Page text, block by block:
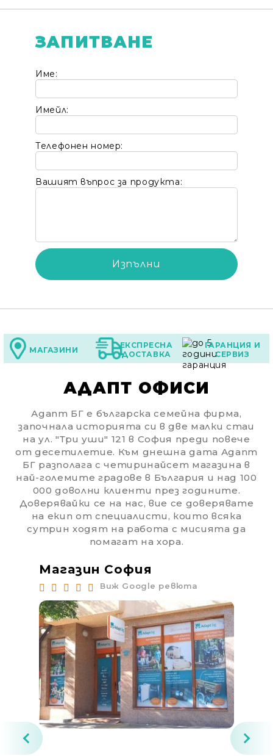
ЗАПИТВАНЕ
Име:
Имейл:
Телефонен номер:
Вашият въпрос за продукта:
МАГАЗИНИ
ЕКСПРЕСНА
ДОСТАВКА
ГАРАНЦИЯ И
СЕРВИЗ
АДАПТ ОФИСИ
Адапт БГ е българска семейна фирма,
започнала историята си в две малки стаи
на ул. "Три уши" 121 в София преди повече
от десетилетие. Към днешна дата Адапт
БГ разполага с четиринайсет магазина в
най-големите градове в България и над 100
000 доволни клиенти през годините.
Доверявайки се на нас, вие се доверявате
на екип от специалисти, които всяка
сутрин ходят на работа с мисията да
помагат на хора.
Магазин София
Виж Google ревюта